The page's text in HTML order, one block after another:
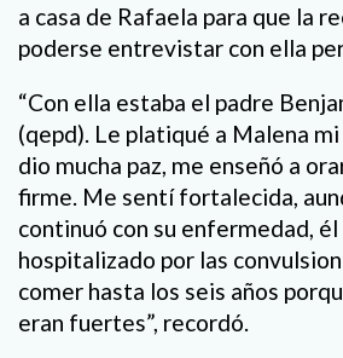
a casa de Rafaela para que la
poderse entrevistar con ella
“Con ella estaba el padre
(qepd). Le platiqué a Malena
dio mucha paz, me enseñó a
firme. Me sentí fortalecida,
continuó con su enfermedad,
hospitalizado por las
comer hasta los seis años
eran fuertes”, recordó.